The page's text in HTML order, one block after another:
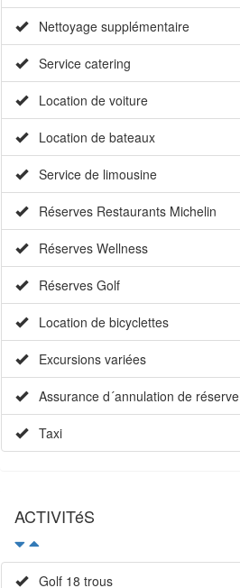
Nettoyage supplémentaire
Service catering
Location de voiture
Location de bateaux
Service de limousine
Réserves Restaurants Michelin
Réserves Wellness
Réserves Golf
Location de bicyclettes
Excursions variées
Assurance d´annulation de réserve
Taxi
ACTIVITéS
Golf 18 trous